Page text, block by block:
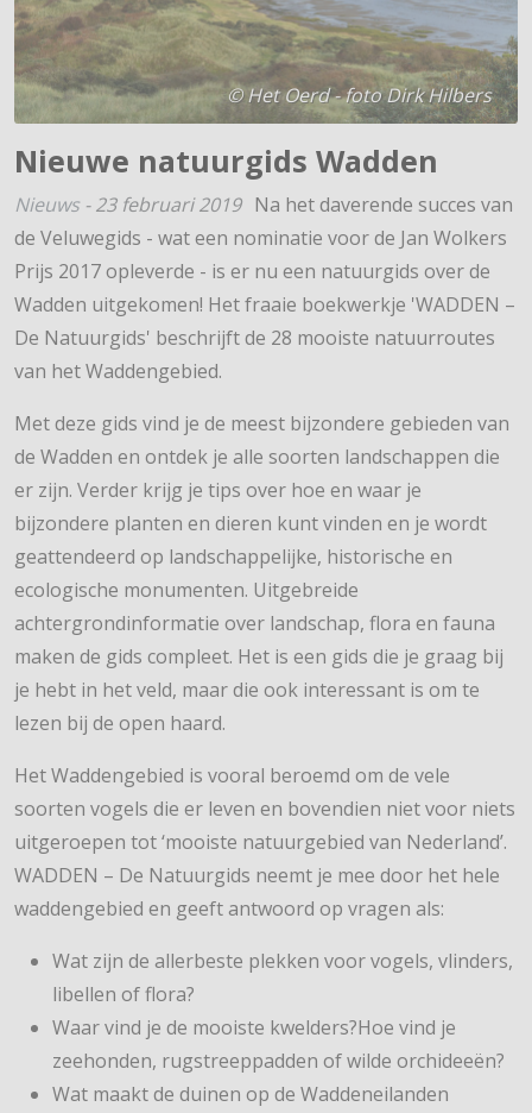
© Het Oerd - foto Dirk Hilbers
Nieuwe natuurgids Wadden
Nieuws -23 februari 2019 Na het daverende succes van
de Veluwegids - wat een nominatie voor de Jan Wolkers
Prijs 2017 opleverde - is er nu een natuurgids over de
Wadden uitgekomen! Het fraaie boekwerkje 'WADDEN –
De Natuurgids' beschrijft de 28 mooiste natuurroutes
van het Waddengebied.
Met deze gids vind je de meest bijzondere gebieden van
de Wadden en ontdek je alle soorten landschappen die
er zijn. Verder krijg je tips over hoe en waar je
bijzondere planten en dieren kunt vinden en je wordt
geattendeerd op landschappelijke, historische en
ecologische monumenten. Uitgebreide
achtergrondinformatie over landschap, flora en fauna
maken de gids compleet. Het is een gids die je graag bij
je hebt in het veld, maar die ook interessant is om te
lezen bij de open haard.
Het Waddengebied is vooral beroemd om de vele
soorten vogels die er leven en bovendien niet voor niets
uitgeroepen tot ‘mooiste natuurgebied van Nederland’.
WADDEN – De Natuurgids neemt je mee door het hele
waddengebied en geeft antwoord op vragen als:
Wat zijn de allerbeste plekken voor vogels, vlinders,
libellen of flora?
Waar vind je de mooiste kwelders?Hoe vind je
zeehonden, rugstreeppadden of wilde orchideeën?
Wat maakt de duinen op de Waddeneilanden